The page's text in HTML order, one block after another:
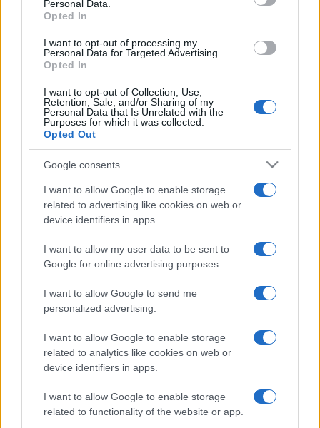
Personal Data.
Opted In
I want to opt-out of processing my
Personal Data for Targeted Advertising.
Opted In
I want to opt-out of Collection, Use,
Retention, Sale, and/or Sharing of my
Personal Data that Is Unrelated with the
Purposes for which it was collected.
Opted Out
Google consents
I want to allow Google to enable storage
related to advertising like cookies on web or
device identifiers in apps.
I want to allow my user data to be sent to
Google for online advertising purposes.
I want to allow Google to send me
personalized advertising.
I want to allow Google to enable storage
related to analytics like cookies on web or
device identifiers in apps.
I want to allow Google to enable storage
related to functionality of the website or app.
A beérkezett hanganyagok meghallgatását követően a
meghallgatja a 2018. április 6-i döntőben.
március 18. (vasárnap) éjfélig
Zsűri tagjai:
Harcsa Veronika(énekes),Csík János(Csík zenekar),
Dinnyés József (Radnóti-díjas daltulajdonos),Farkas
Tibor(Igricek zenekar),Stifner Gábor
A pályázatokat 2018. február 19-től MP3 (128 kbps) vagy AVI
formátumban várjuk
hanghordozokpalyazat@gmail.comemail címre.